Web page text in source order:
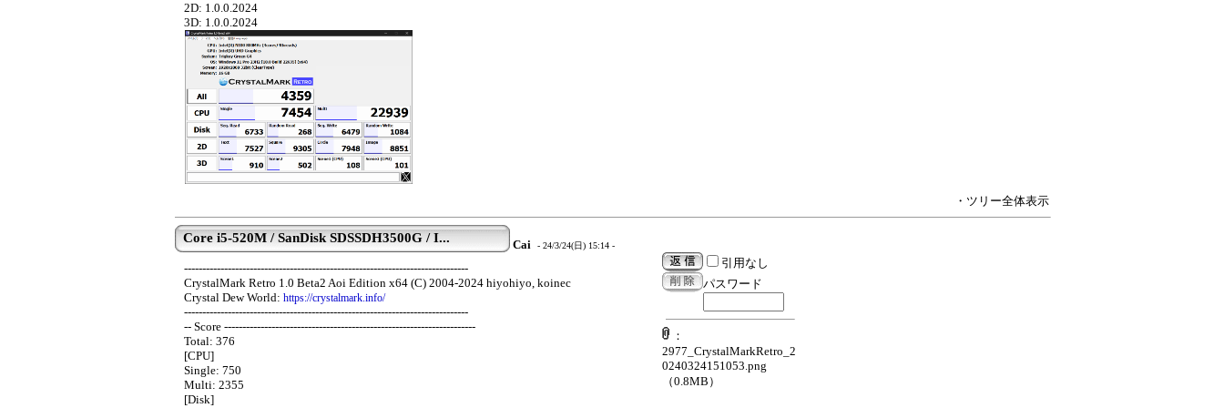
2D: 1.0.0.2024
3D: 1.0.0.2024
・ツリー全体表示
Core i5-520M / SanDisk SDSSDH3500G / I... Cai - 24/3/24(日) 15:14 -
------------------------------------------------------------------------------
CrystalMark Retro 1.0 Beta2 Aoi Edition x64 (C) 2004-2024 hiyohiyo, koinec
Crystal Dew World: https://crystalmark.info/
------------------------------------------------------------------------------
-- Score ---------------------------------------------------------------------
Total: 376
[CPU]
Single: 750
Multi: 2355
[Disk]
引用なし
パスワード
：
2977_CrystalMarkRetro_2
0240324151053.png
（0.8MB）